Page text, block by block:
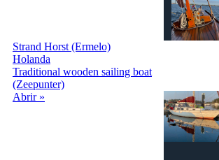
Strand Horst (Ermelo)
Holanda
Traditional wooden sailing boat
(Zeepunter)
Abrir »